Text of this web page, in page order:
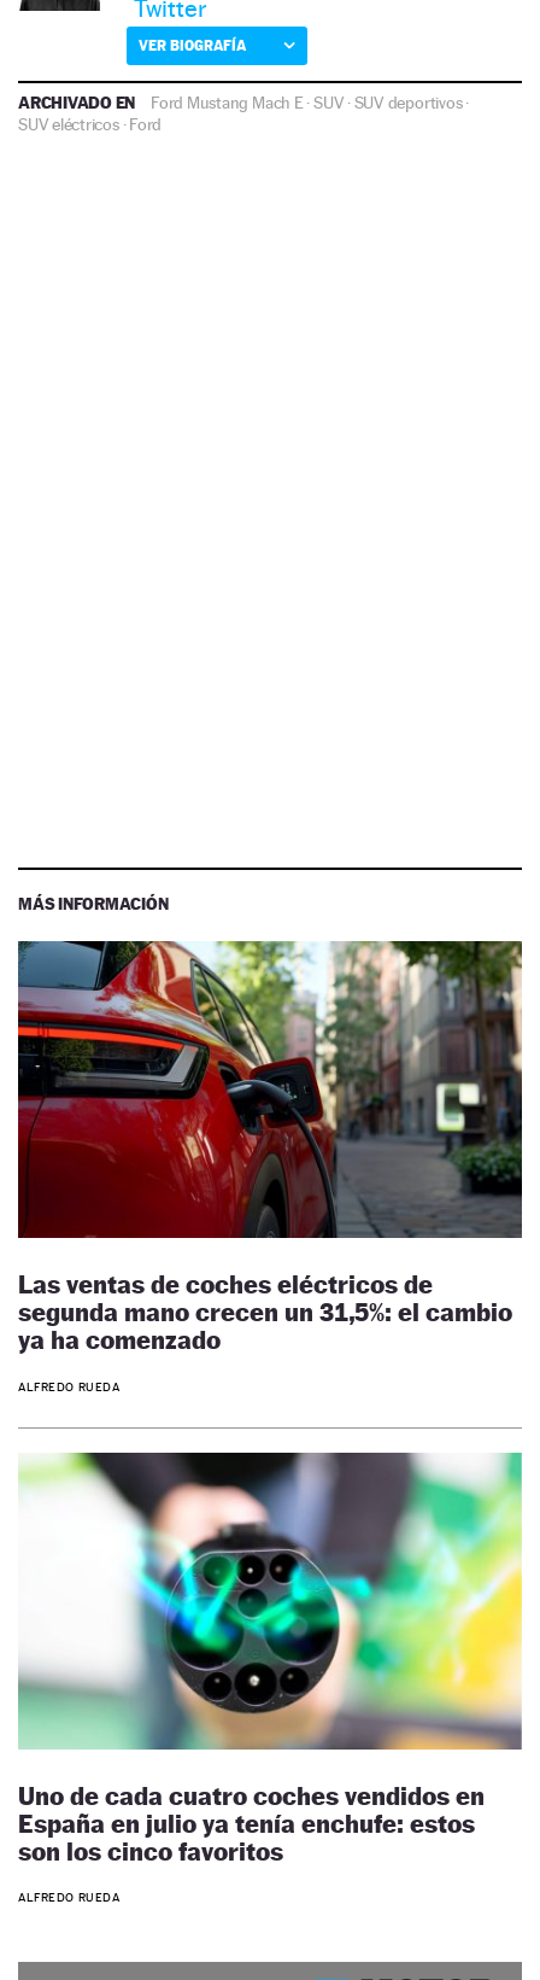
Twitter
VER BIOGRAFÍA
ARCHIVADO EN Ford Mustang Mach E ·SUV ·SUV deportivos·
SUV eléctricos·Ford
MÁS INFORMACIÓN
Las ventas de coches eléctricos de
segunda mano crecen un 31,5%: el cambio
ya ha comenzado
ALFREDO RUEDA
Uno de cada cuatro coches vendidos en
España en julio ya tenía enchufe: estos
son los cinco favoritos
ALFREDO RUEDA